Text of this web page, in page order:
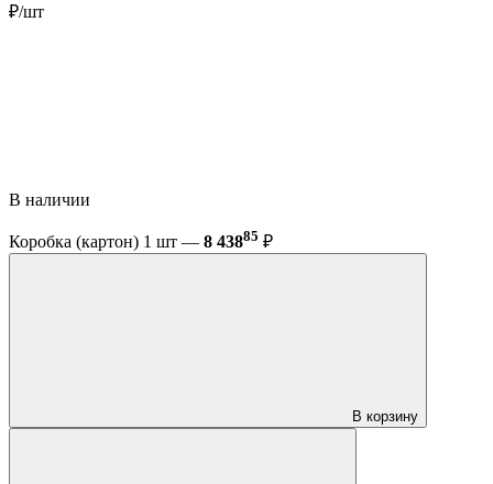
₽/шт
В наличии
Коробка (картон) 1 шт — 8 43885 ₽
В корзину